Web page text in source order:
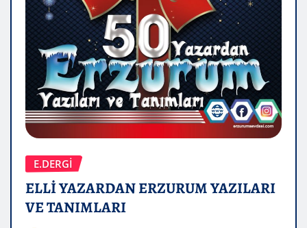
E.DERGİ
ELLİ YAZARDAN ERZURUM YAZILARI
VE TANIMLARI